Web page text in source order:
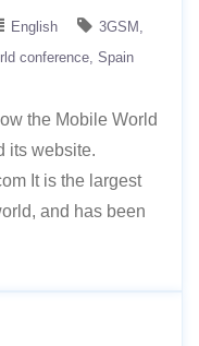
English
3GSM
conference Spain
the Mobile World
its website.
It is the largest
and has been